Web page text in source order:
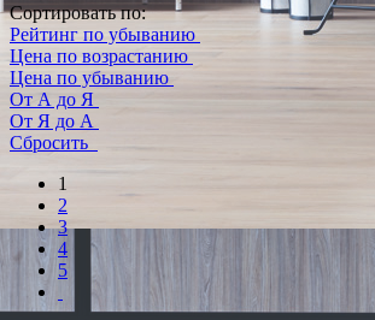
Сортировать по:
Рейтинг по убыванию
Цена по возрастанию
Цена по убыванию
От А до Я
От Я до А
Сбросить
1
2
3
4
5